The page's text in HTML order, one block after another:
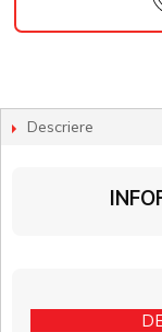
Descriere